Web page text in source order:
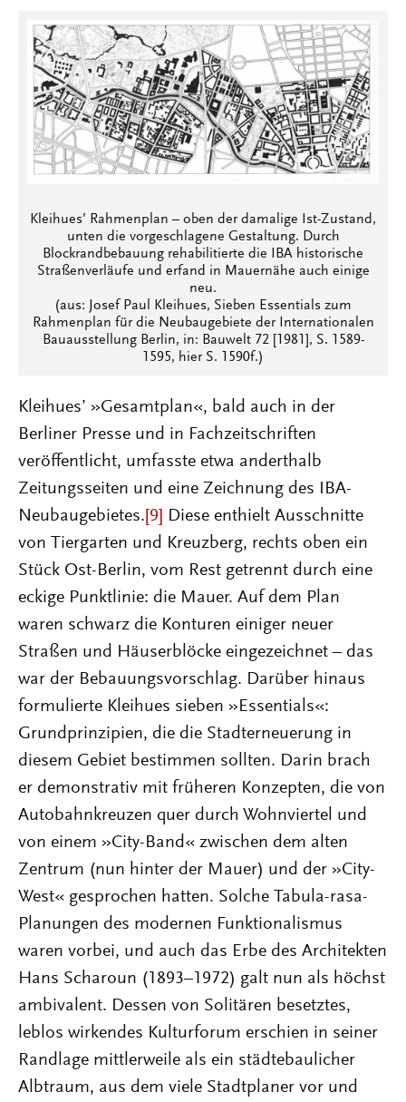
Kleihuesʼ Rahmenplan – oben der damalige Ist-Zustand,
unten die vorgeschlagene Gestaltung. Durch
Blockrandbebauung rehabilitierte die IBA historische
Straßenverläufe und erfand in Mauernähe auch einige
neu.
(aus: Josef Paul Kleihues, Sieben Essentials zum
Rahmenplan für die Neubaugebiete der Internationalen
Bauausstellung Berlin, in: Bauwelt 72 [1981], S. 1589-
1595, hier S. 1590f.)
Kleihuesʼ »Gesamtplan«, bald auch in der
Berliner Presse und in Fachzeitschriften
veröffentlicht, umfasste etwa anderthalb
Zeitungsseiten und eine Zeichnung des IBA-
Neubaugebietes. [9] Diese enthielt Ausschnitte
von Tiergarten und Kreuzberg, rechts oben ein
Stück Ost-Berlin, vom Rest getrennt durch eine
eckige Punktlinie: die Mauer. Auf dem Plan
waren schwarz die Konturen einiger neuer
Straßen und Häuserblöcke eingezeichnet – das
war der Bebauungsvorschlag. Darüber hinaus
formulierte Kleihues sieben »Essentials«:
Grundprinzipien, die die Stadterneuerung in
diesem Gebiet bestimmen sollten. Darin brach
er demonstrativ mit früheren Konzepten, die von
Autobahnkreuzen quer durch Wohnviertel und
von einem »City-Band« zwischen dem alten
Zentrum (nun hinter der Mauer) und der »City-
West« gesprochen hatten. Solche Tabula-rasa-
Planungen des modernen Funktionalismus
waren vorbei, und auch das Erbe des Architekten
Hans Scharoun (1893–1972) galt nun als höchst
ambivalent. Dessen von Solitären besetztes,
leblos wirkendes Kulturforum erschien in seiner
Randlage mittlerweile als ein städtebaulicher
Albtraum, aus dem viele Stadtplaner vor und